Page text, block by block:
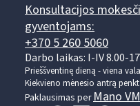
Konsultacijos
gyventojams:
+370 5 260 5060
Darbo laikas: I-IV 8.00-
Prieššventinę dieną - viena
Kiekvieno mėnesio antrą
Paklausimas per Mano